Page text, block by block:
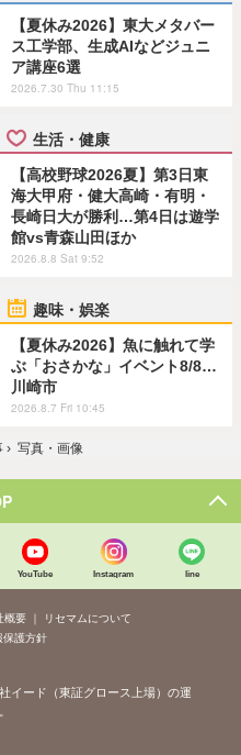
【夏休み2026】東大メタバー
ス工学部、生成AIなどジュニ
ア講座6選
2026.7.30 Thu 11:15
生活・健康
【高校野球2026夏】第3日東
海大甲府・健大高崎・有明・
長崎日大が勝利…第4日は遊学
館vs青森山田ほか
2026.8.8 Sat 9:52
趣味・娯楽
【夏休み2026】魚に触れて学
ぶ「おさかな」イベント8/8…
川崎市
2026.8.7 Fri 10:45
› 写真・画像
YouTube Instagram line
概要
リセマムについて
保護方針
イード（東証グロース上場）の運